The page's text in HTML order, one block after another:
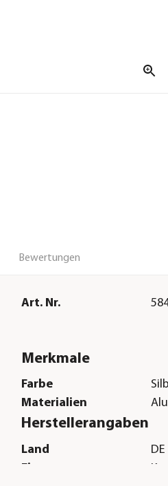
Bewertungen
Art. Nr.
Merkmale
Farbe
Materialien
Herstellerangaben
Land
DE
Firma